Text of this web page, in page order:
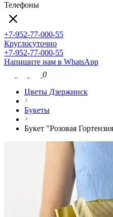
Телефоны
+7-952-77-000-55
Круглосуточно
+7-952-77-000-55
Напишите нам в WhatsApp
0
Цветы Дзержинск
Букеты
Букет "Розовая